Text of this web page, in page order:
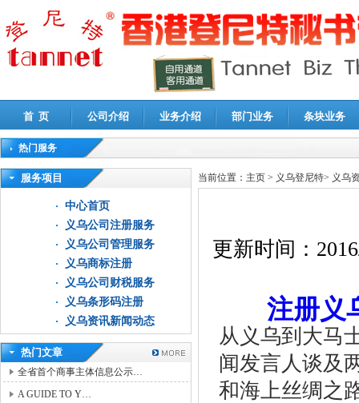
首 页 公司介绍 业务介绍 部门业务 条块业务
热门服务
高新技术企业认定审计|企业所得税汇算清缴申报鉴证
服务项目
中心首页
义乌公司注册服务
义乌公司管理服务
义乌商标注册
义乌公司财税服务
义乌条形码注册
义乌资讯新闻动态
热门文章
全省首个商事主体信息公示…
A GUIDE TO Y…
当前位置： 主页 > 义乌登尼特> 义乌
更新时间：
注册义
从义乌到大马
闻发言人谈及
和海上丝绸之